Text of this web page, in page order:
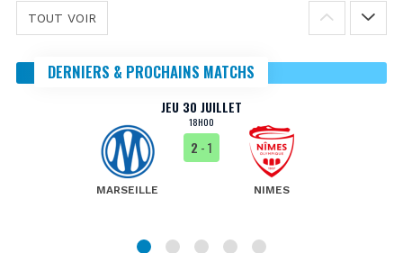
TOUT VOIR
DERNIERS & PROCHAINS MATCHS
JEU 30 JUILLET
18H00
MARSEILLE
2 - 1
NIMES